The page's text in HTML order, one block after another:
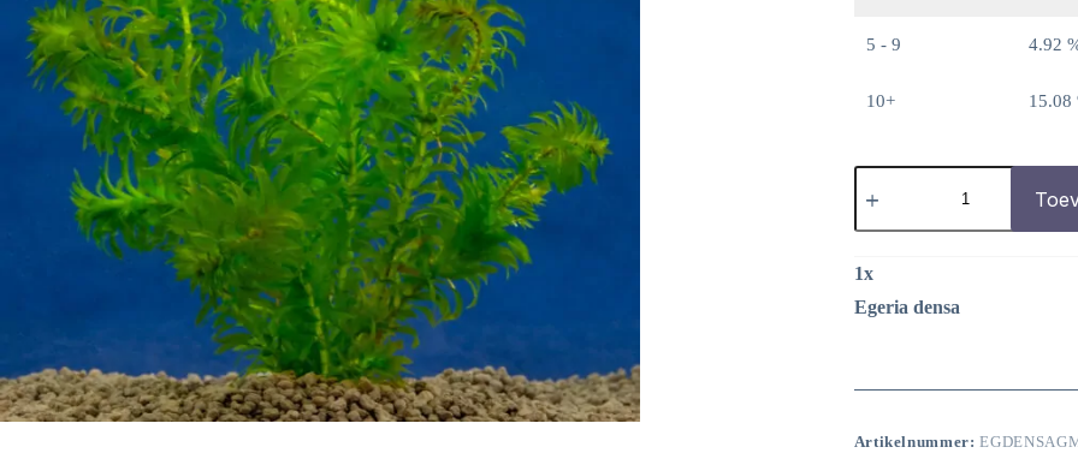
5 - 9 4.92
10+ 15.08
Egeria
densa
1x
Egeria densa
Artikelnummer: